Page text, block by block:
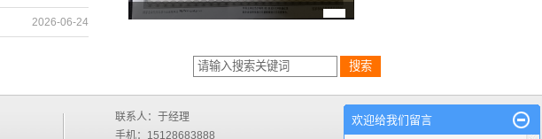
2026-06-24
联系人：于经理
手机：15128683888
欢迎给我们留言